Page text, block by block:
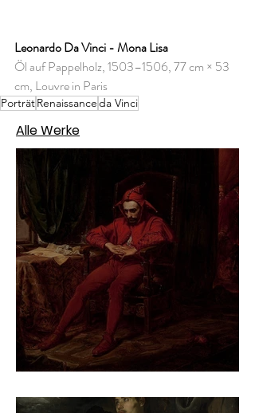
Leonardo Da Vinci - Mona Lisa
Öl auf Pappelholz, 1503–1506, 77 cm × 53
cm, Louvre in Paris
PorträtRenaissanceda Vinci
Alle Werke